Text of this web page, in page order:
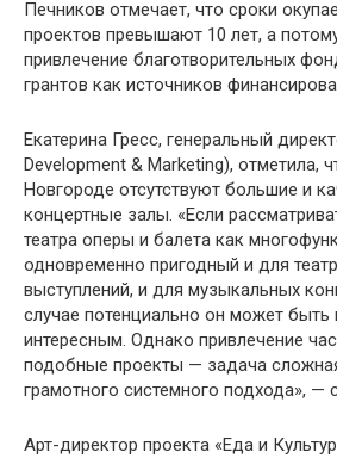
Печников отмечает, что сроки
проектов превышают 10 лет, а
привлечение благотворительных
грантов как источников
Екатерина Гресс, генеральный
Development & Marketing), отметила,
Новгороде отсутствуют большие и
концертные залы. «Если
театра оперы и балета как
одновременно пригодный и для
выступлений, и для музыкальных
случае потенциально он может быть
интересным. Однако привлечение
подобные проекты — задача
грамотного системного подхода», —
Арт-директор проекта «Еда и